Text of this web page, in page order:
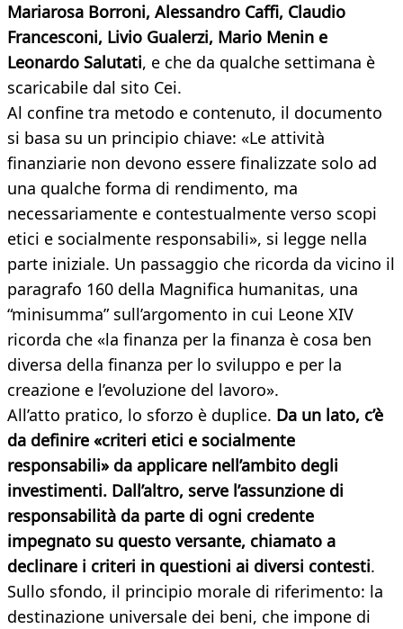
Mariarosa Borroni, Alessandro Caffi, Claudio
Francesconi, Livio Gualerzi, Mario Menin e
Leonardo Salutati, e che da qualche settimana è
scaricabile dal sito Cei.
Al confine tra metodo e contenuto, il documento
si basa su un principio chiave: «Le attività
finanziarie non devono essere finalizzate solo ad
una qualche forma di rendimento, ma
necessariamente e contestualmente verso scopi
etici e socialmente responsabili», si legge nella
parte iniziale. Un passaggio che ricorda da vicino il
paragrafo 160 della Magnifica humanitas, una
“minisumma” sull’argomento in cui Leone XIV
ricorda che «la finanza per la finanza è cosa ben
diversa della finanza per lo sviluppo e per la
creazione e l’evoluzione del lavoro».
All’atto pratico, lo sforzo è duplice. Da un lato, c’è
da definire «criteri etici e socialmente
responsabili» da applicare nell’ambito degli
investimenti. Dall’altro, serve l’assunzione di
responsabilità da parte di ogni credente
impegnato su questo versante, chiamato a
declinare i criteri in questioni ai diversi contesti.
Sullo sfondo, il principio morale di riferimento: la
destinazione universale dei beni, che impone di